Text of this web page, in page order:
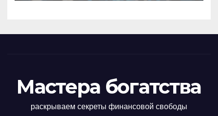
Мастера богатства
раскрываем секреты финансовой свободы